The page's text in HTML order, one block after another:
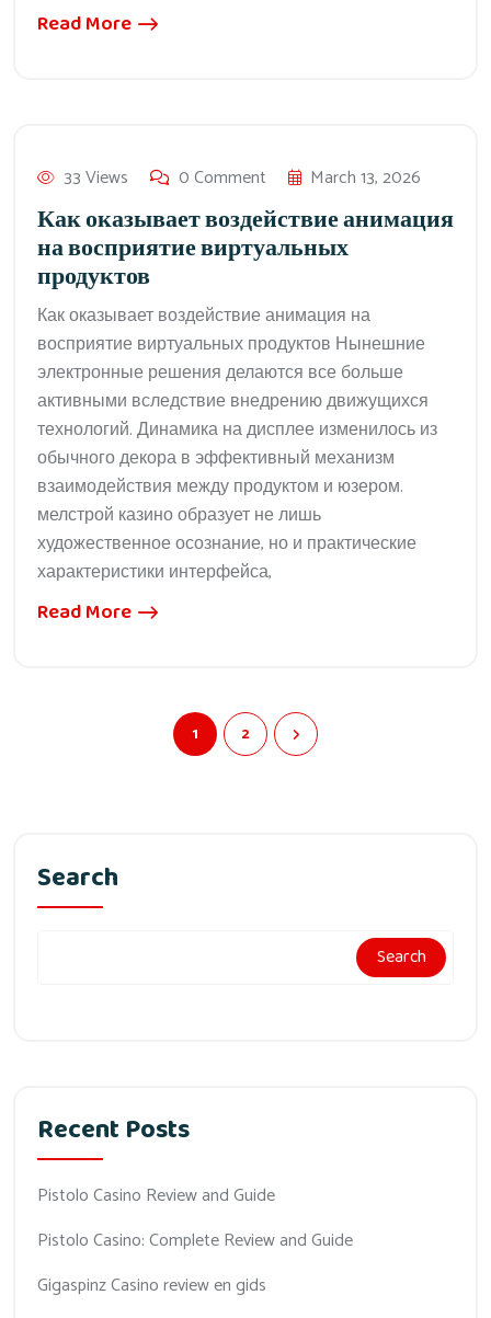
Read More
33 Views 0 Comment March 13, 2026
Как оказывает воздействие анимация
на восприятие виртуальных
продуктов
Как оказывает воздействие анимация на
восприятие виртуальных продуктов Нынешние
электронные решения делаются все больше
активными вследствие внедрению движущихся
технологий. Динамика на дисплее изменилось из
обычного декора в эффективный механизм
взаимодействия между продуктом и юзером.
мелстрой казино образует не лишь
художественное осознание, но и практические
характеристики интерфейса,
Read More
1 2
Search
Search
Recent Posts
Pistolo Casino Review and Guide
Pistolo Casino: Complete Review and Guide
Gigaspinz Casino review en gids